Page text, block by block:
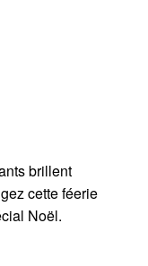
brillent
cette féerie
Noël.